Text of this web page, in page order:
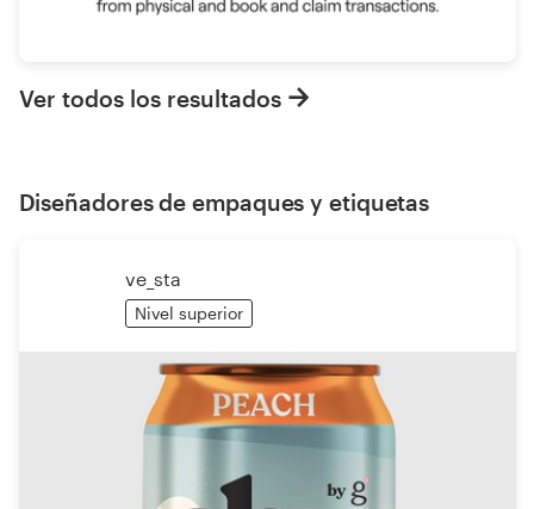
Ver todos los resultados
Diseñadores de empaques y etiquetas
ve_sta
Nivel superior